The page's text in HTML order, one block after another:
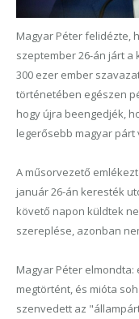
Magyar Péter felidézte,
szeptember 26-án járt a
300 ezer ember
történetében egészen
hogy újra beengedjék,
legerősebb magyar párt
A műsorvezető
január 26-án keresték
követő napon küldtek
szereplése, azonban
Magyar Péter
megtörtént, és mióta
szenvedett az